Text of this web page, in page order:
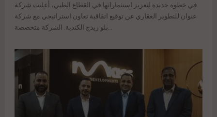
في خطوة جديدة لتعزيز استثماراتها في القطاع الطبي، أعلنت شركة
عنوان للتطوير العقاري عن توقيع اتفاقية تعاون استراتيجي مع شركة